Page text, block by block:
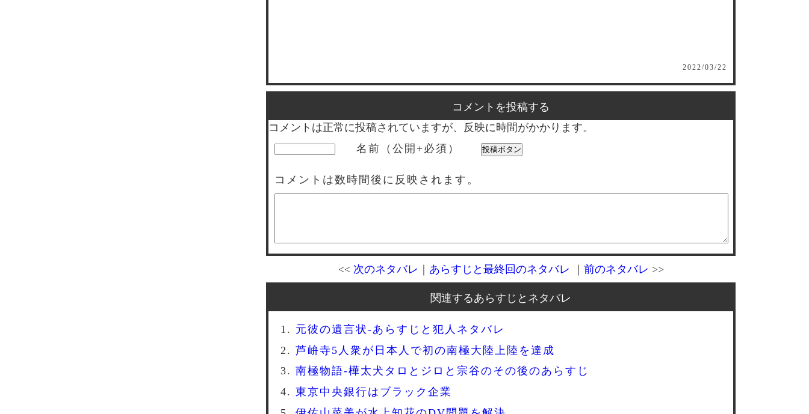
2022/03/22
コメントを投稿する
コメントは正常に投稿されていますが、反映に時間がかかります。
名前（公開+必須）
コメントは数時間後に反映されます。
<< 次のネタバレ ｜ あらすじと最終回のネタバレ ｜ 前のネタバレ >>
関連するあらすじとネタバレ
元彼の遺言状-あらすじと犯人ネタバレ
芦峅寺5人衆が日本人で初の南極大陸上陸を達成
南極物語-樺太犬タロとジロと宗谷のその後のあらすじ
東京中央銀行はブラック企業